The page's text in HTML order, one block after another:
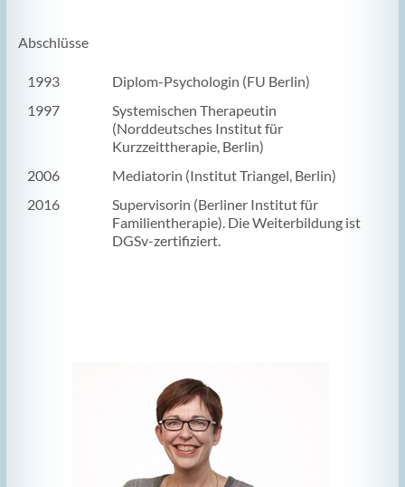
Abschlüsse
1993
Diplom-Psychologin (FU Berlin)
1997
Systemischen Therapeutin
(Norddeutsches Institut für
Kurzzeittherapie, Berlin)
2006
Mediatorin (Institut Triangel, Berlin)
2016
Supervisorin (Berliner Institut für
Familientherapie). Die Weiterbildung ist
DGSv-zertifiziert.